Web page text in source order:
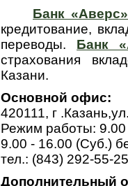
Банк «Аверс»
кредитование,
переводы. Банк
страхования
Казани.
Основной офис:
420111, г
Режим работы:
9.00 - 16.00 (Суб.)
тел.: (843) 292-55-
Дополнительный